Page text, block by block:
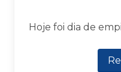
Hoje foi dia de